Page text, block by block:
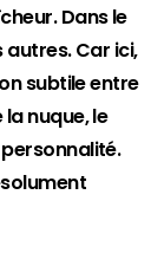
Dans le
autres. Car ici,
subtile entre
nuque, le